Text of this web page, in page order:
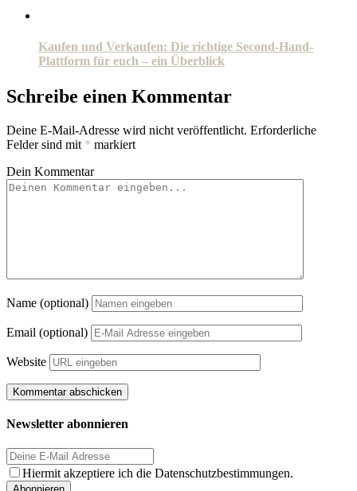
Kaufen und Verkaufen: Die richtige Second-Hand-
Plattform für euch – ein Überblick
Schreibe einen Kommentar
Deine E-Mail-Adresse wird nicht veröffentlicht. Erforderliche
Felder sind mit * markiert
Dein Kommentar
Name (optional)
Email (optional)
Website
Newsletter abonnieren
Hiermit akzeptiere ich die Datenschutzbestimmungen.